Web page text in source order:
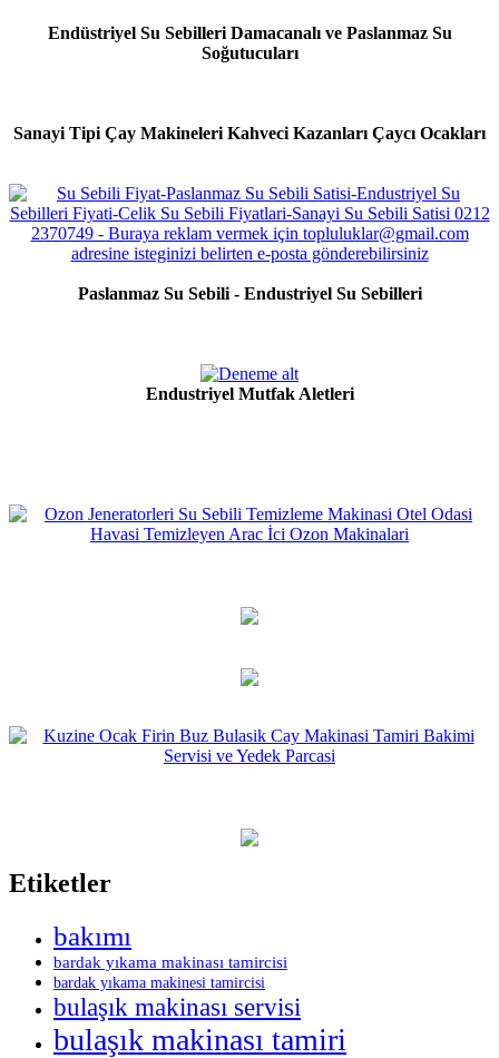
Endüstriyel Su Sebilleri Damacanalı ve Paslanmaz Su
Soğutucuları
Sanayi Tipi Çay Makineleri Kahveci Kazanları Çaycı Ocakları
Paslanmaz Su Sebili - Endustriyel Su Sebilleri
Endustriyel Mutfak Aletleri
Etiketler
bakımı
bardak yıkama makinası tamircisi
bardak yıkama makinesi tamircisi
bulaşık makinası servisi
bulaşık makinası tamiri